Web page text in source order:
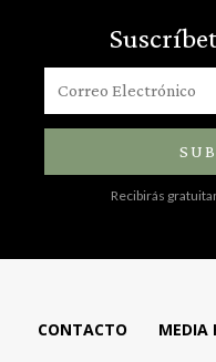
Recibirás
CONTACTO MEDIA